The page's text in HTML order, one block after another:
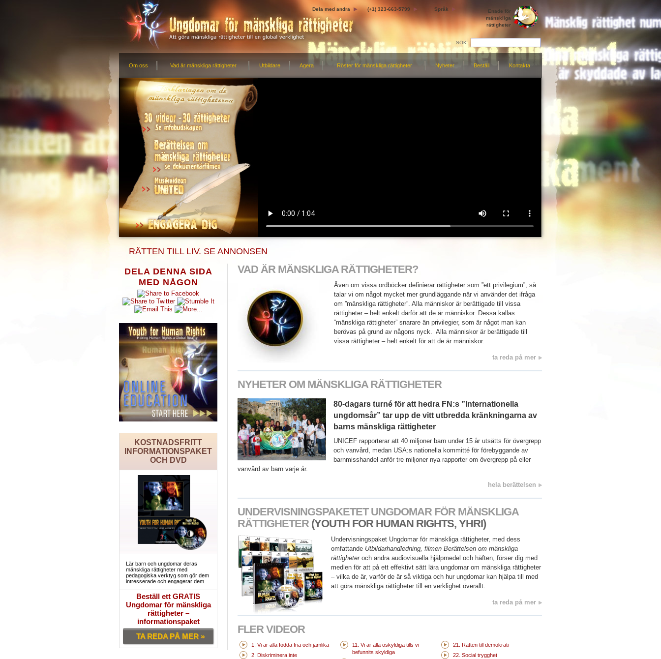
Dela med andra (+1) 323-663-5799 Språk
Enade för
mänskliga
rättigheter
SÖK
Om oss Vad är mänskliga rättigheter Utbildare Agera Röster för mänskliga rättigheter Nyheter Beställ Kontakta
RÄTTEN TILL LIV. SE ANNONSEN
DELA DENNA SIDA
MED NÅGON
KOSTNADSFRITT
INFORMATIONSPAKET
OCH DVD
Lär barn och ungdomar deras
mänskliga rättigheter med
pedagogiska verktyg som gör dem
intresserade och engagerar dem.
Beställ ett GRATIS
Ungdomar för mänskliga
rättigheter –
informationspaket
TA REDA PÅ MER »
VAD ÄR MÄNSKLIGA RÄTTIGHETER?
Även om vissa ordböcker definierar rättigheter som ”ett privilegium”, så
talar vi om något mycket mer grundläggande när vi använder det ifråga
om ”mänskliga rättigheter”. Alla människor är berättigade till vissa
rättigheter – helt enkelt därför att de är människor. Dessa kallas
”mänskliga rättigheter” snarare än privilegier, som är något man kan
berövas på grund av någons nyck. Alla människor är berättigade till
vissa rättigheter – helt enkelt för att de är människor.
ta reda på mer
NYHETER OM MÄNSKLIGA RÄTTIGHETER
80-dagars turné för att hedra FN:s ”Internationella
ungdomsår” tar upp de vitt utbredda kränkningarna av
barns mänskliga rättigheter
UNICEF rapporterar att 40 miljoner barn under 15 år utsätts för övergrepp
och vanvård, medan USA:s nationella kommitté för förebyggande av
barnmisshandel anför tre miljoner nya rapporter om övergrepp på eller
vanvård av barn varje år.
hela berättelsen
UNDERVISNINGSPAKETET UNGDOMAR FÖR MÄNSKLIGA
RÄTTIGHETER (YOUTH FOR HUMAN RIGHTS, YHRI)
Undervisningspaket Ungdomar för mänskliga rättigheter, med dess
omfattande Utbildarhandledning, filmen Berättelsen om mänskliga
rättigheteroch andra audiovisuella hjälpmedel och häften, förser dig med
medlen för att på ett effektivt sätt lära ungdomar om mänskliga rättigheter
– vilka de är, varför de är så viktiga och hur ungdomar kan hjälpa till med
att göra mänskliga rättigheter till en verklighet överallt.
ta reda på mer
FLER VIDEOR
1. Vi är alla födda fria och jämlika
2. Diskriminera inte
11. Vi är alla oskyldiga tills vi
befunnits skyldiga
21. Rätten till demokrati
22. Social trygghet